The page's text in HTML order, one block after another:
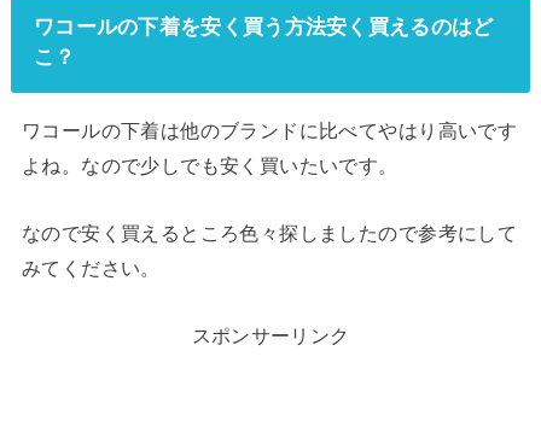
ワコールの下着を安く買う方法安く買えるのはど
こ？
ワコールの下着は他のブランドに比べてやはり高いです
よね。なので少しでも安く買いたいです。
なので安く買えるところ色々探しましたので参考にして
みてください。
スポンサーリンク